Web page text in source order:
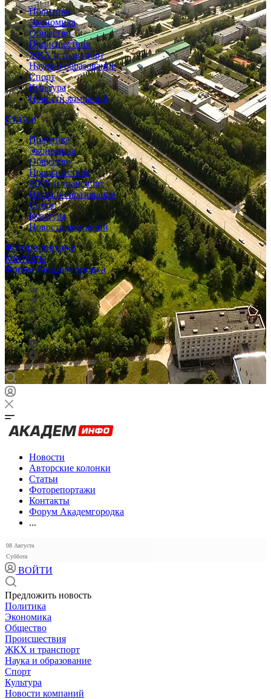
Политика
Экономика
Общество
Происшествия
ЖКХ и транспорт
Наука и образование
Спорт
Культура
Новости компаний
Статьи
Политика
Экономика
Общество
Происшествия
ЖКХ и транспорт
Наука и образование
Спорт
Культура
Новости компаний
Фоторепортажи
Контакты
Форум Академгородка
Новости
Авторские колонки
Статьи
Фоторепортажи
Контакты
Форум Академгородка
...
08 Августа
Суббота
ВОЙТИ
Предложить новость
Политика
Экономика
Общество
Происшествия
ЖКХ и транспорт
Наука и образование
Спорт
Культура
Новости компаний